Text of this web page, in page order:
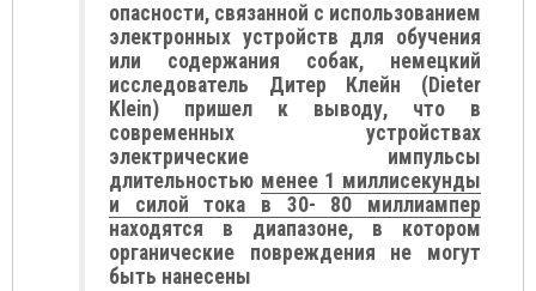
опасности, связанной с использованием
электронных устройств для обучения
или содержания собак, немецкий
исследователь Дитер Клейн (Dieter
Klein) пришел к выводу, что в
современных устройствах
электрические импульсы
длительностью менее 1 миллисекунды
и силой тока в 30- 80 миллиампер
находятся в диапазоне, в котором
органические повреждения не могут
быть нанесены